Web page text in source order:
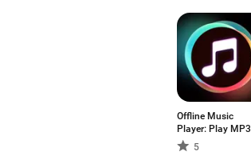
Offline Music
Player: Play MP3
5